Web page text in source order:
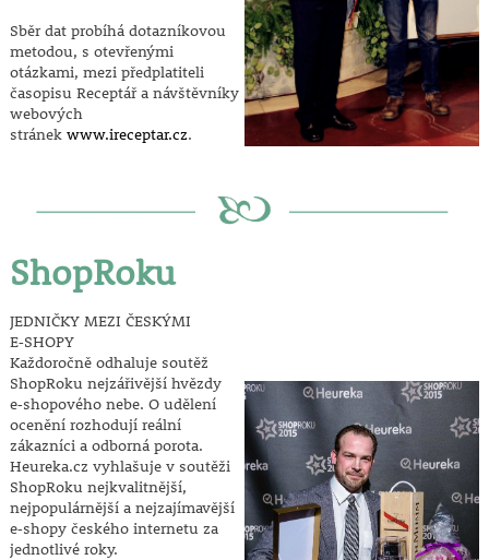
Sběr dat probíhá dotazníkovou
metodou, s otevřenými
otázkami, mezi předplatiteli
časopisu Receptář a návštěvníky
webových
stránek www.ireceptar.cz.
ShopRoku
JEDNIČKY MEZI ČESKÝMI
E‑SHOPY
Každoročně odhaluje soutěž
ShopRoku nejzářivější hvězdy
e‑shopového nebe. O udělení
ocenění rozhodují reální
zákazníci a odborná porota.
Heureka.cz vyhlašuje v soutěži
ShopRoku nejkvalitnější,
nejpopulárnější a nejzajímavější
e‑shopy českého internetu za
jednotlivé roky.